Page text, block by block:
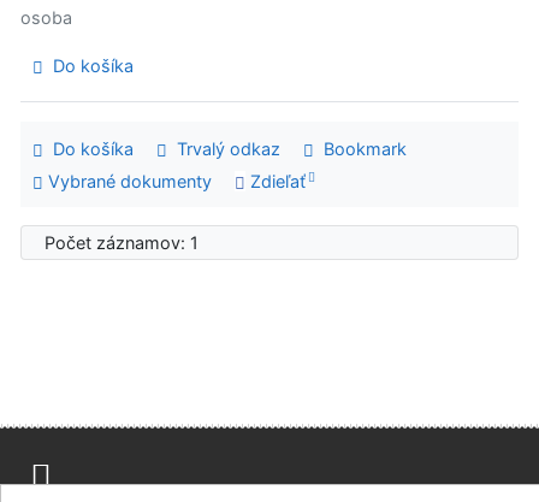
osoba
Do košíka
Do košíka Trvalý odkaz
Bookmark
Vybrané dokumenty
Zdieľať
Počet záznamov: 1